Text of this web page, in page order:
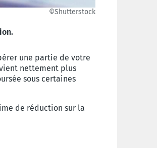
©Shutterstock
une partie de votre
nettement plus
sous certaines
de réduction sur la